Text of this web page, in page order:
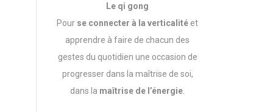
Le qi gong
Pour se connecter à la verticalité et
apprendre à faire de chacun des
gestes du quotidien une occasion de
progresser dans la maîtrise de soi,
dans la maîtrise de l’énergie